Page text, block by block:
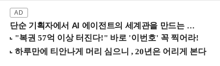
단순 기획자에서 AI 에이전트의 세계관을 만드는 지식 설계자로.. (8/20 강남역)